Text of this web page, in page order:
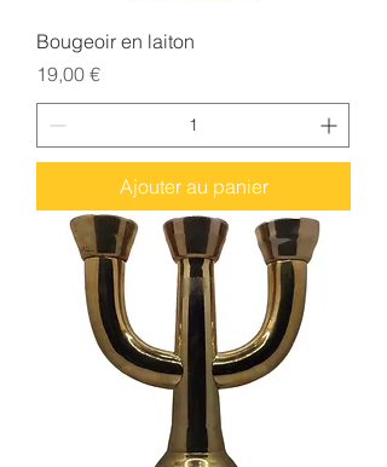
Bougeoir en laiton
Prix
19,00 €
Ajouter au panier